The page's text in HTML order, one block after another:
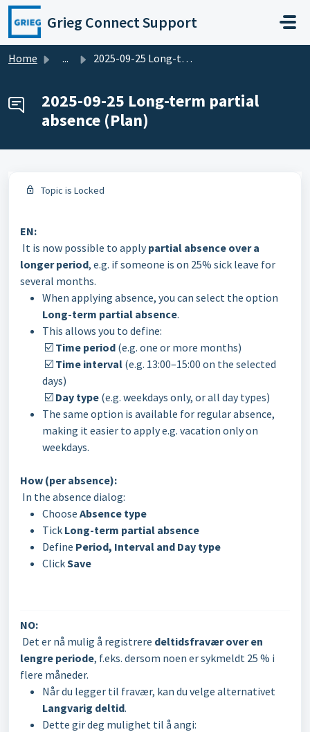
Skip to main content
Grieg Connect Support
Home ... 2025-09-25 Long-term partial absence (Plan)
2025-09-25 Long-term partial
absence (Plan)
Topic is Locked
EN:
It is now possible to applypartial absence over a
longer period, e.g. if someone is on 25% sick leave for
several months.
When applying absence, you can select the option
Long-term partial absence.
This allows you to define:
☑️ Time period (e.g. one or more months)
☑️ Time interval (e.g. 13:00–15:00 on the selected
days)
☑️ Day type (e.g. weekdays only, or all day types)
The same option is available for regular absence,
making it easier to apply e.g. vacation only on
weekdays.
How (per absence):
In the absence dialog:
Choose Absence type
Tick Long-term partial absence
Define Period, Interval and Day type
ClickSave
NO:
Det er nå mulig å registrere deltidsfravær over en
lengre periode, f.eks. dersom noen er sykmeldt 25 % i
flere måneder.
Når du legger til fravær, kan du velge alternativet
Langvarig deltid.
Dette gir deg mulighet til å angi: